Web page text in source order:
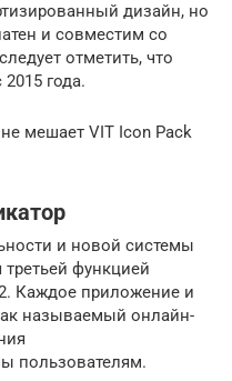
дизайн, но
и совместим со
отметить, что
года.
мешает VIT Icon Pack
и новой системы
функцией
Каждое приложение и
называемый онлайн-
пользователям.